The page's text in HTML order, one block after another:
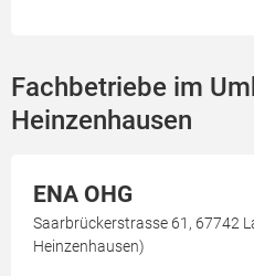
Fachbetriebe im
Heinzenhausen
ENA OHG
Saarbrückerstrasse 61, 67742
Heinzenhausen)